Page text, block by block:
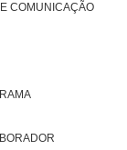
COMUNICAÇÃO